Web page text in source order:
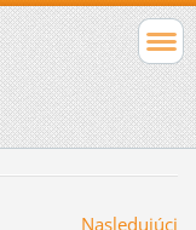
Nasledujúci